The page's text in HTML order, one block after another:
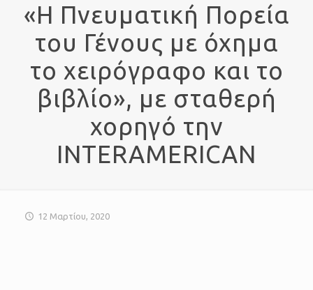
«Η Πνευματική Πορεία
του Γένους με όχημα
το χειρόγραφο και το
βιβλίο», με σταθερή
χορηγό την
INTERAMERICAN
12 Μαρτίου, 2020